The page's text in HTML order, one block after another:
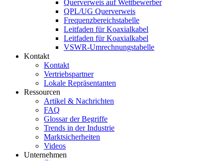
Querverweis auf Wettbewerber
QPL/UG Querverweis
Frequenzbereichstabelle
Leitfaden für Koaxialkabel
Leitfaden für Koaxialkabel
VSWR-Umrechnungstabelle
Kontakt
Kontakt
Vertriebspartner
Lokale Repräsentanten
Ressourcen
Artikel & Nachrichten
FAQ
Glossar der Begriffe
Trends in der Industrie
Marktsicherheiten
Videos
Unternehmen